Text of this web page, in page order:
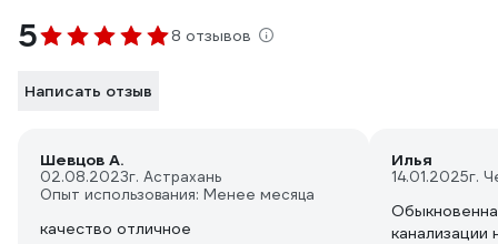
5 8 отзывов
Написать отзыв
Шевцов А.
02.08.2023г. Астрахань
Опыт использования: Менее месяца
качество отличное
Илья
14.01.2025г.
канализации